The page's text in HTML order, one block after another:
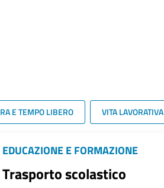
E TEMPO LIBERO VITA LAVORATIVA
EDUCAZIONE E FORMAZIONE
Trasporto scolastico